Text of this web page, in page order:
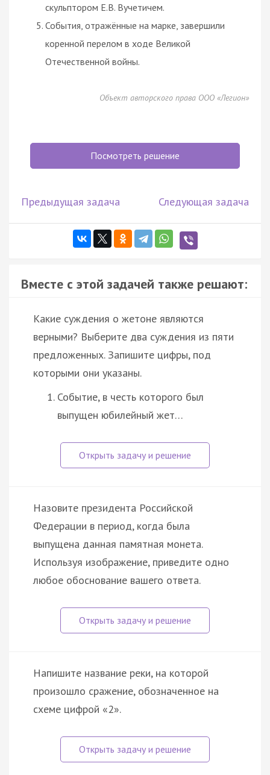
скульптором Е.В. Вучетичем.
События, отражённые на марке, завершили
коренной перелом в ходе Великой
Отечественной войны.
Объект авторского права ООО «Легион»
Посмотреть решение
Предыдущая задача Следующая задача
Вместе с этой задачей также решают:
Какие суждения о жетоне являются
верными? Выберите два суждения из пяти
предложенных. Запишите цифры, под
которыми они указаны.
Событие, в честь которого был
выпущен юбилейный жет…
Назовите президента Российской
Федерации в период, когда была
выпущена данная памятная монета.
Используя изображение, приведите одно
любое обоснование вашего ответа.
Напишите название реки, на которой
произошло сражение, обозначенное на
схеме цифрой «2».